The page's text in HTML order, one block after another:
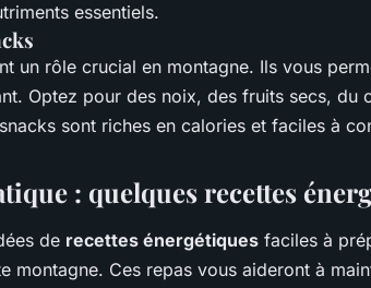
essentiels.
un rôle crucial en montagne. Ils vous
Optez pour des noix, des fruits secs, du
sont riches en calories et faciles à
: quelques recettes
de recettes énergétiques faciles à
montagne. Ces repas vous aideront à